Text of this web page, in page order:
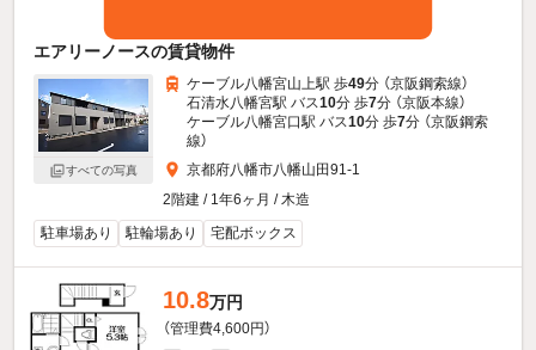
エアリーノースの賃貸物件
すべての写真
ケーブル八幡宮山上駅 歩49分 （京阪鋼索線）
石清水八幡宮駅 バス10分 歩7分 （京阪本線）
ケーブル八幡宮口駅 バス10分 歩7分 （京阪鋼索
線）
京都府八幡市八幡山田91-1
2階建 / 1年6ヶ月 / 木造
駐車場あり
駐輪場あり 宅配ボックス
10.8万円
（管理費4,600円）